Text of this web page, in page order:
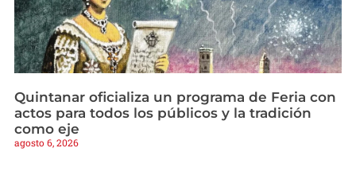
Quintanar oficializa un programa de Feria con
actos para todos los públicos y la tradición
como eje
agosto 6, 2026